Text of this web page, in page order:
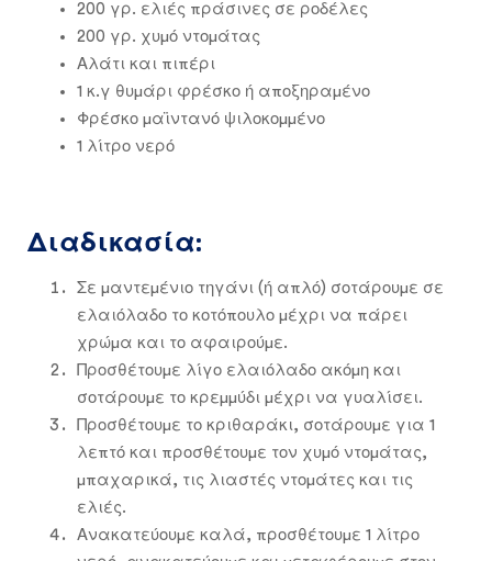
200 γρ. ελιές πράσινες σε ροδέλες
200 γρ. χυμό ντομάτας
Αλάτι και πιπέρι
1 κ.γ θυμάρι φρέσκο ή αποξηραμένο
Φρέσκο μαϊντανό ψιλοκομμένο
1 λίτρο νερό
Διαδικασία:
Σε μαντεμένιο τηγάνι (ή απλό) σοτάρουμε σε
ελαιόλαδο το κοτόπουλο μέχρι να πάρει
χρώμα και το αφαιρούμε.
Προσθέτουμε λίγο ελαιόλαδο ακόμη και
σοτάρουμε το κρεμμύδι μέχρι να γυαλίσει.
Προσθέτουμε το κριθαράκι, σοτάρουμε για 1
λεπτό και προσθέτουμε τον χυμό ντομάτας,
μπαχαρικά, τις λιαστές ντομάτες και τις
ελιές.
Ανακατεύουμε καλά, προσθέτουμε 1 λίτρο